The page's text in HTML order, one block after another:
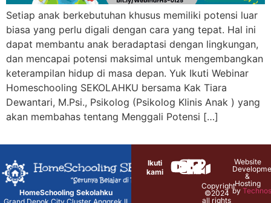
Setiap anak berkebutuhan khusus memiliki potensi luar
biasa yang perlu digali dengan cara yang tepat. Hal ini
dapat membantu anak beradaptasi dengan lingkungan,
dan mencapai potensi maksimal untuk mengembangkan
keterampilan hidup di masa depan. Yuk Ikuti Webinar
Homeschooling SEKOLAHKU bersama Kak Tiara
Dewantari, M.Psi., Psikolog (Psikolog Klinis Anak ) yang
akan membahas tentang Menggali Potensi […]
HomeSchooling Sekolahku
Ikuti
kami
Copyright
©2024
all rights
Website
&
Hosting
by